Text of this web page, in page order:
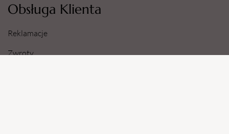
Obsługa Klienta
Reklamacje
Zwroty